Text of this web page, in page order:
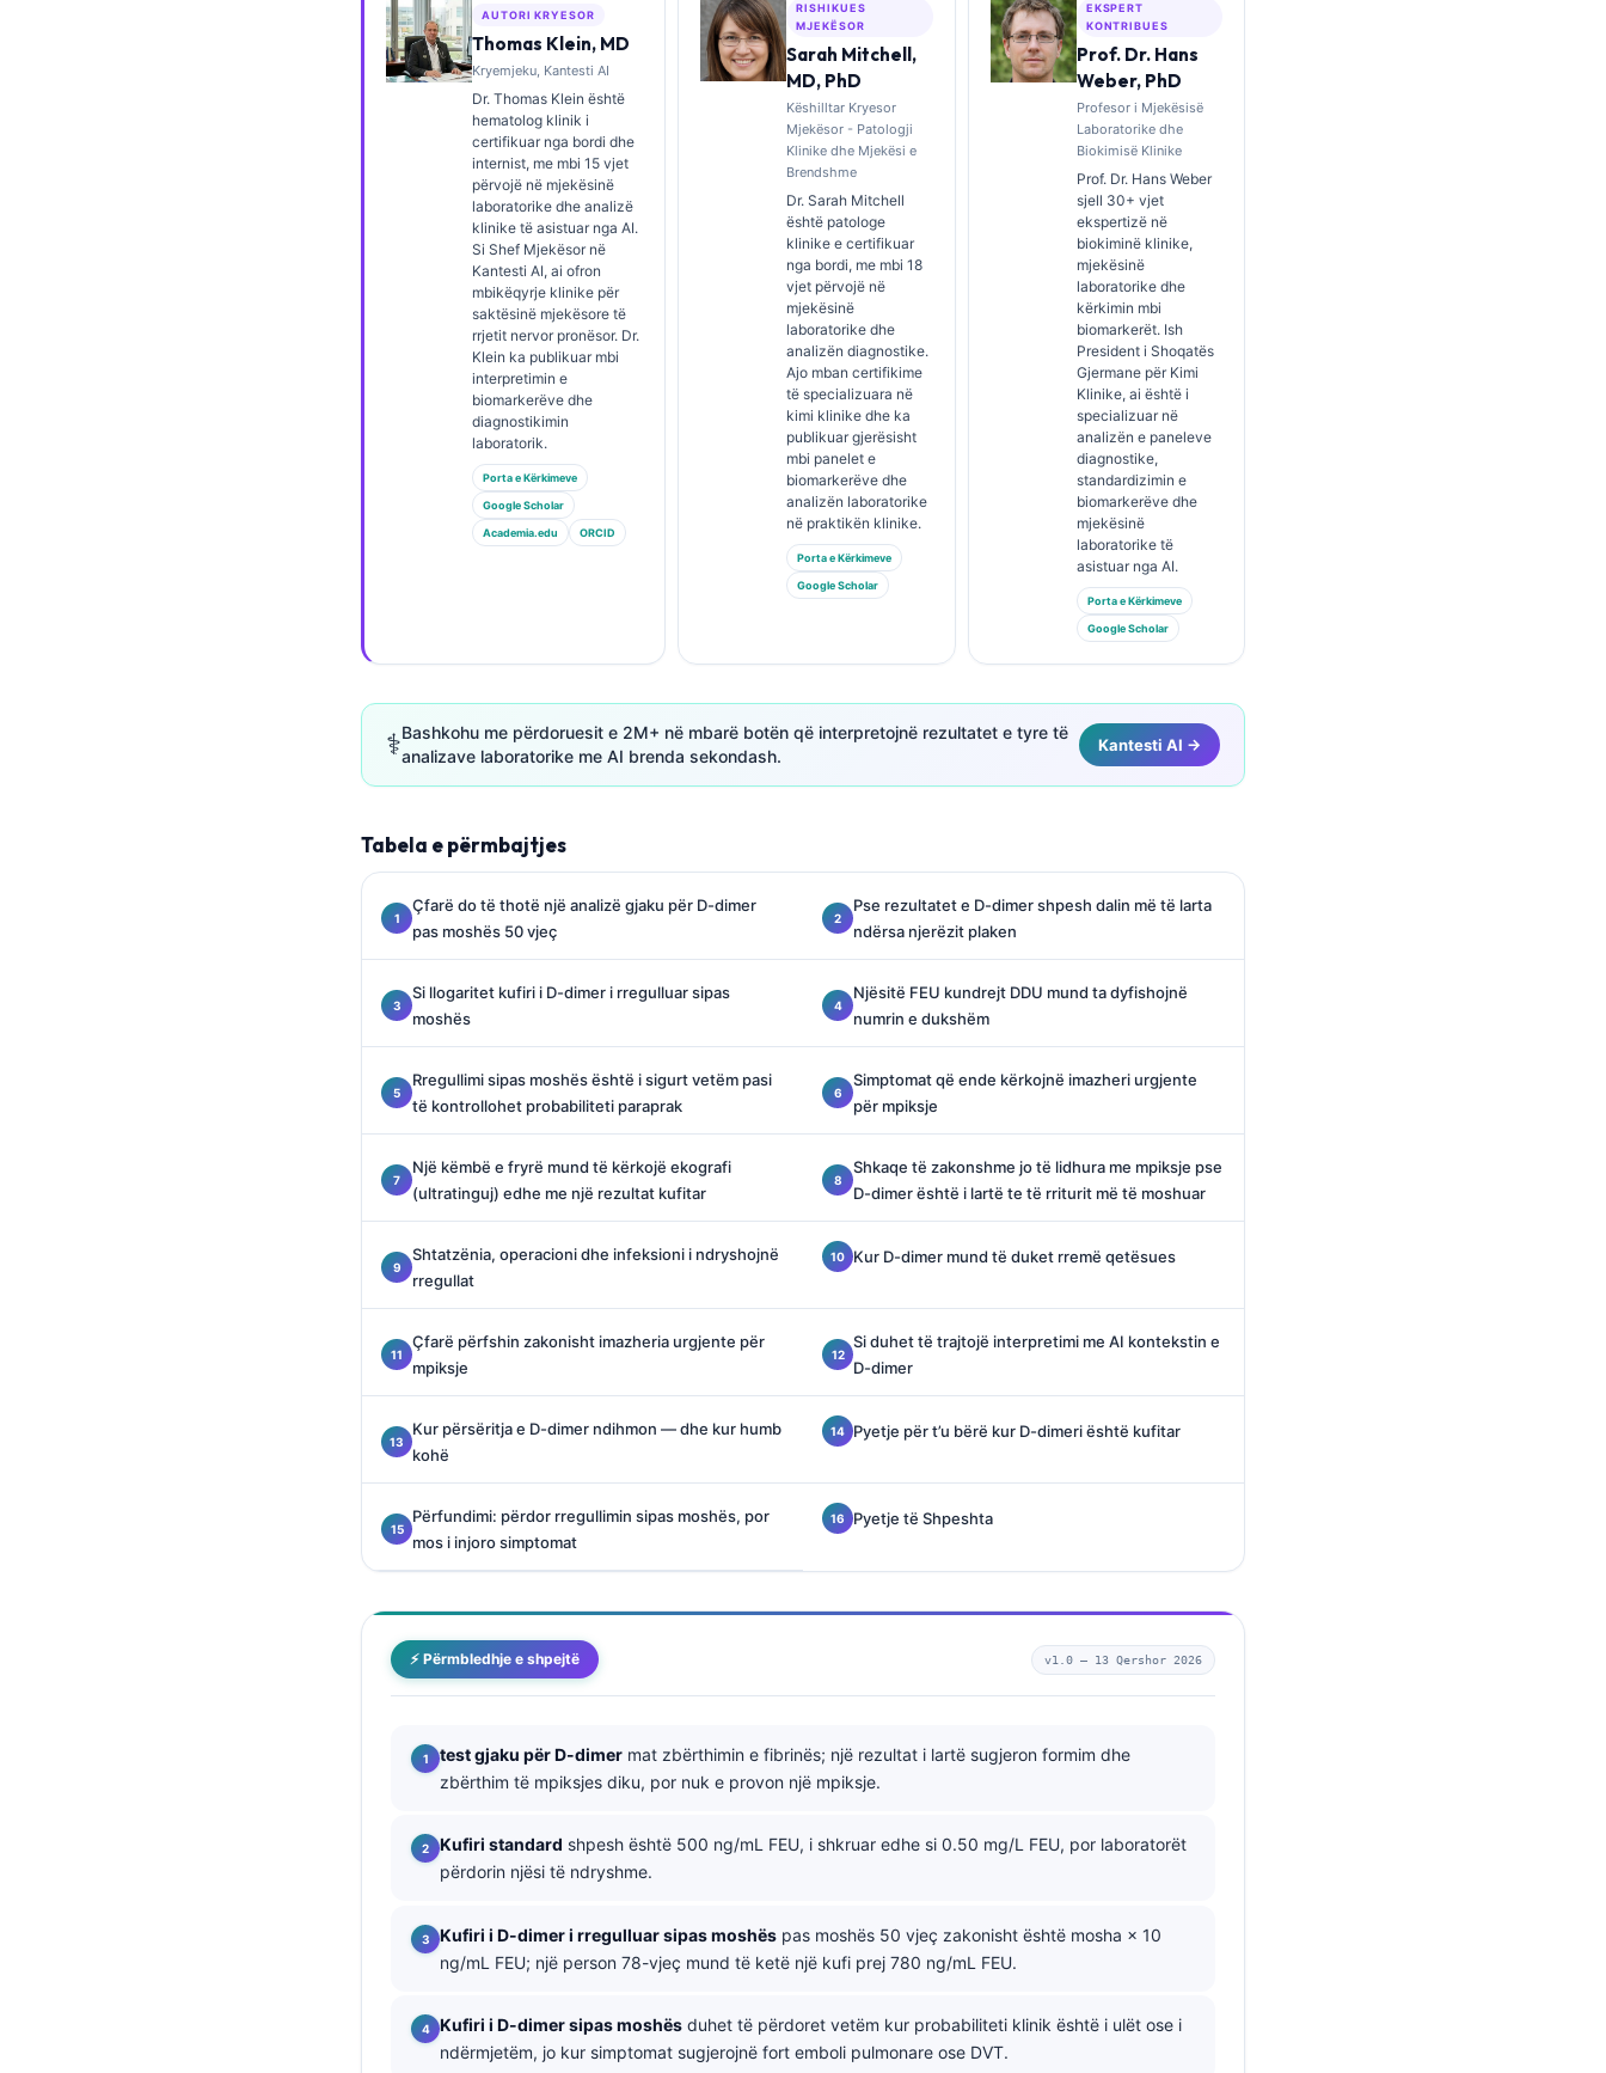
AUTORI KRYESOR
Thomas Klein, MD
Kryemjeku, Kantesti AI
Dr. Thomas Klein është
hematolog klinik i
certifikuar nga bordi dhe
internist, me mbi 15 vjet
përvojë në mjekësinë
laboratorike dhe analizë
klinike të asistuar nga AI.
Si Shef Mjekësor në
Kantesti AI, ai ofron
mbikëqyrje klinike për
saktësinë mjekësore të
rrjetit nervor pronësor. Dr.
Klein ka publikuar mbi
interpretimin e
biomarkerëve dhe
diagnostikimin
laboratorik.
Porta e Kërkimeve
Google Scholar
Academia.edu ORCID
RISHIKUES
MJEKËSOR
Sarah Mitchell,
MD, PhD
Këshilltar Kryesor
Mjekësor - Patologji
Klinike dhe Mjekësi e
Brendshme
Dr. Sarah Mitchell
është patologe
klinike e certifikuar
nga bordi, me mbi 18
vjet përvojë në
mjekësinë
laboratorike dhe
analizën diagnostike.
Ajo mban certifikime
të specializuara në
kimi klinike dhe ka
publikuar gjerësisht
mbi panelet e
biomarkerëve dhe
analizën laboratorike
në praktikën klinike.
Porta e Kërkimeve
Google Scholar
EKSPERT
KONTRIBUES
Prof. Dr. Hans
Weber, PhD
Profesor i Mjekësisë
Laboratorike dhe
Biokimisë Klinike
Prof. Dr. Hans Weber
sjell 30+ vjet
ekspertizë në
biokiminë klinike,
mjekësinë
laboratorike dhe
kërkimin mbi
biomarkerët. Ish
President i Shoqatës
Gjermane për Kimi
Klinike, ai është i
specializuar në
analizën e paneleve
diagnostike,
standardizimin e
biomarkerëve dhe
mjekësinë
laboratorike të
asistuar nga AI.
Porta e Kërkimeve
Google Scholar
⚕️Bashkohu me përdoruesit e 2M+ në mbarë botën që interpretojnë rezultatet e tyre të
analizave laboratorike me AI brenda sekondash.
Kantesti AI →
Tabela e përmbajtjes
Çfarë do të thotë një analizë gjaku për D-dimer
pas moshës 50 vjeç
Pse rezultatet e D-dimer shpesh dalin më të larta
ndërsa njerëzit plaken
Si llogaritet kufiri i D-dimer i rregulluar sipas
moshës
Njësitë FEU kundrejt DDU mund ta dyfishojnë
numrin e dukshëm
Rregullimi sipas moshës është i sigurt vetëm pasi
të kontrollohet probabiliteti paraprak
Simptomat që ende kërkojnë imazheri urgjente
për mpiksje
Një këmbë e fryrë mund të kërkojë ekografi
(ultratinguj) edhe me një rezultat kufitar
Shkaqe të zakonshme jo të lidhura me mpiksje pse
D-dimer është i lartë te të rriturit më të moshuar
Shtatzënia, operacioni dhe infeksioni i ndryshojnë
rregullat
Kur D-dimer mund të duket rremë qetësues
Çfarë përfshin zakonisht imazheria urgjente për
mpiksje
Si duhet të trajtojë interpretimi me AI kontekstin e
D-dimer
Kur përsëritja e D-dimer ndihmon — dhe kur humb
kohë
Pyetje për t’u bërë kur D-dimeri është kufitar
Përfundimi: përdor rregullimin sipas moshës, por
mos i injoro simptomat
Pyetje të Shpeshta
⚡ Përmbledhje e shpejtë v1.0 — 13 Qershor 2026
test gjaku për D-dimer mat zbërthimin e fibrinës; një rezultat i lartë sugjeron formim dhe
zbërthim të mpiksjes diku, por nuk e provon një mpiksje.
Kufiri standard shpesh është 500 ng/mL FEU, i shkruar edhe si 0.50 mg/L FEU, por laboratorët
përdorin njësi të ndryshme.
Kufiri i D-dimer i rregulluar sipas moshës pas moshës 50 vjeç zakonisht është mosha × 10
ng/mL FEU; një person 78-vjeç mund të ketë një kufi prej 780 ng/mL FEU.
Kufiri i D-dimer sipas moshës duhet të përdoret vetëm kur probabiliteti klinik është i ulët ose i
ndërmjetëm, jo kur simptomat sugjerojnë fort emboli pulmonare ose DVT.